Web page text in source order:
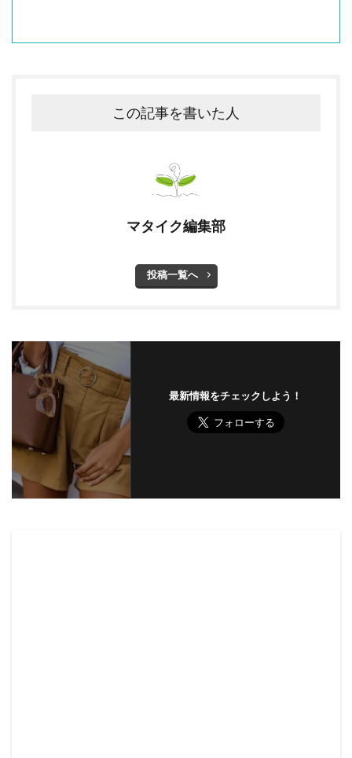
この記事を書いた人
マタイク編集部
投稿一覧へ
最新情報をチェックしよう！